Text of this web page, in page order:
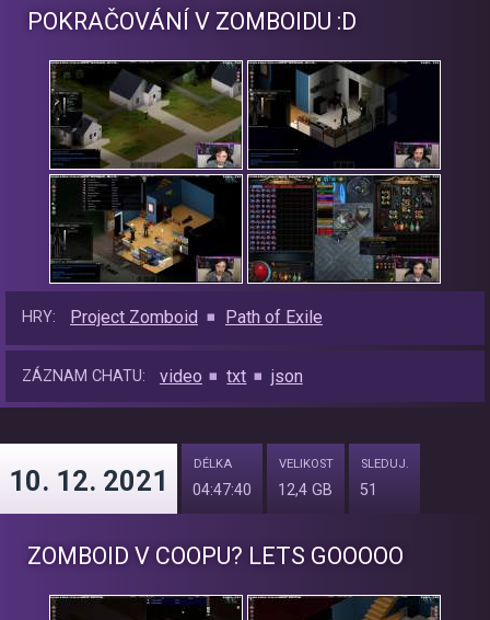
POKRAČOVÁNÍ V ZOMBOIDU :D
HRY: Project Zomboid Path of Exile
ZÁZNAM CHATU: video txt json
10. 12. 2021
DÉLKA
04:47:40
VELIKOST
12,4 GB
SLEDUJ.
51
ZOMBOID V COOPU? LETS GOOOOO